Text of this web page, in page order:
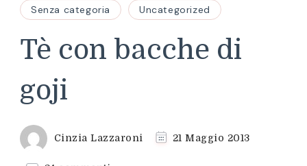
Senza categoria Uncategorized
Tè con bacche di
goji
Cinzia Lazzaroni 21 Maggio 2013